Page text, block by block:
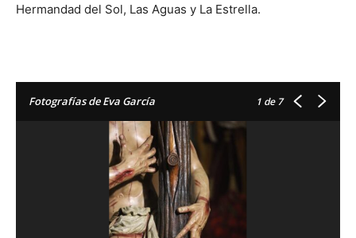
Hermandad del Sol, Las Aguas y La Estrella.
Fotografías de Eva García 1 de 7